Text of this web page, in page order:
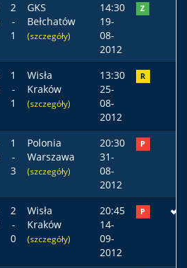
2
-
1
GKS
Bełchatów
(szczegóły)
14:30
19-
08-
2012
Z
1
-
1
Wisła
Kraków
(szczegóły)
13:30
25-
08-
2012
R
1
-
3
Polonia
Warszawa
(szczegóły)
20:30
31-
08-
2012
P
2
-
0
Wisła
Kraków
(szczegóły)
20:45
14-
09-
2012
P